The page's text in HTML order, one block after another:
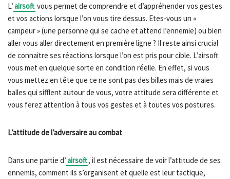
L’airsoft vous permet de comprendre et d’appréhender vos gestes
et vos actions lorsque l’on vous tire dessus. Etes-vous un «
campeur » (une personne qui se cache et attend l’ennemie) ou bien
aller vous aller directement en première ligne ? Il reste ainsi crucial
de connaitre ses réactions lorsque l’on est pris pour cible. L’airsoft
vous met en quelque sorte en condition réelle. En effet, si vous
vous mettez en tête que ce ne sont pas des billes mais de vraies
balles qui sifflent autour de vous, votre attitude sera différente et
vous ferez attention à tous vos gestes et à toutes vos postures.
L’attitude de l’adversaire au combat
Dans une partie d’airsoft, il est nécessaire de voir l’attitude de ses
ennemis, comment ils s’organisent et quelle est leur tactique,